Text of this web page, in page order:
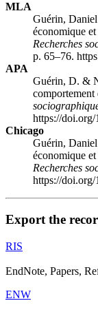
MLA
Guérin,
économique
Recherches
p. 65–76.
APA
Guérin, D. &
comportement
https://
Chicago
Guérin,
économique
Recherches
https://
Export the
RIS
EndNote, Papers,
ENW